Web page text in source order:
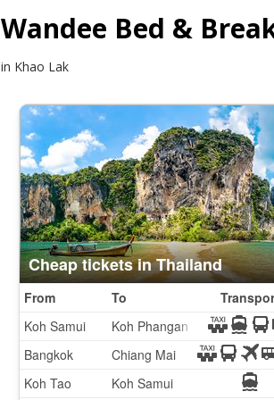
Wandee Bed &
in Khao Lak